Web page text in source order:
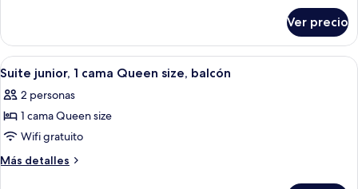
cama
Queen
size
y
sofá
cama,
balcón
junior,
cama
Queen
size
y
cama,
balcón
Ver precio
Abrir
todas
las
fotos
de
Suite
Un hotel moderno con techo plano,
12
Suite junior, 1 cama Queen size, balcón
2 personas
1 cama Queen size
Wifi gratuito
Más detalles
Más